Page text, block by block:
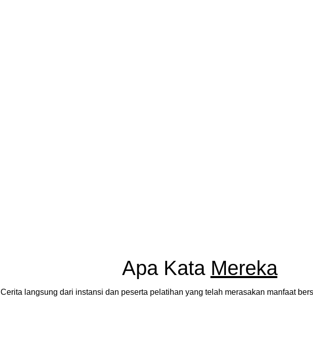
Apa Kata Mereka
Cerita langsung dari instansi dan peserta pelatihan yang telah merasakan manfaat